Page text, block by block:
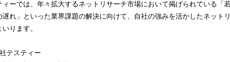
ィーでは、年々拡大するネットリサーチ市場において掲げられている「
遅れ」といった業界課題の解決に向けて、自社の強みを活かしたネット
ります。
テスティー